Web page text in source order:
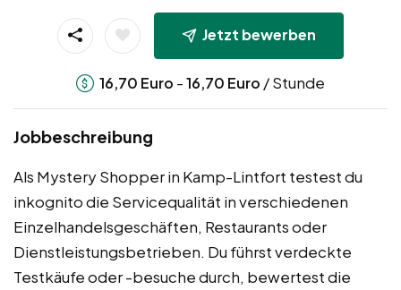
Jetzt bewerben
16,70 Euro -16,70 Euro / Stunde
Jobbeschreibung
Als Mystery Shopper in Kamp-Lintfort testest du
inkognito die Servicequalität in verschiedenen
Einzelhandelsgeschäften, Restaurants oder
Dienstleistungsbetrieben. Du führst verdeckte
Testkäufe oder -besuche durch, bewertest die